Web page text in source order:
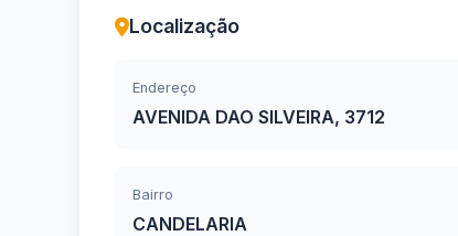
Localização
Endereço
AVENIDA DAO SILVEIRA, 3712
Bairro
CANDELARIA